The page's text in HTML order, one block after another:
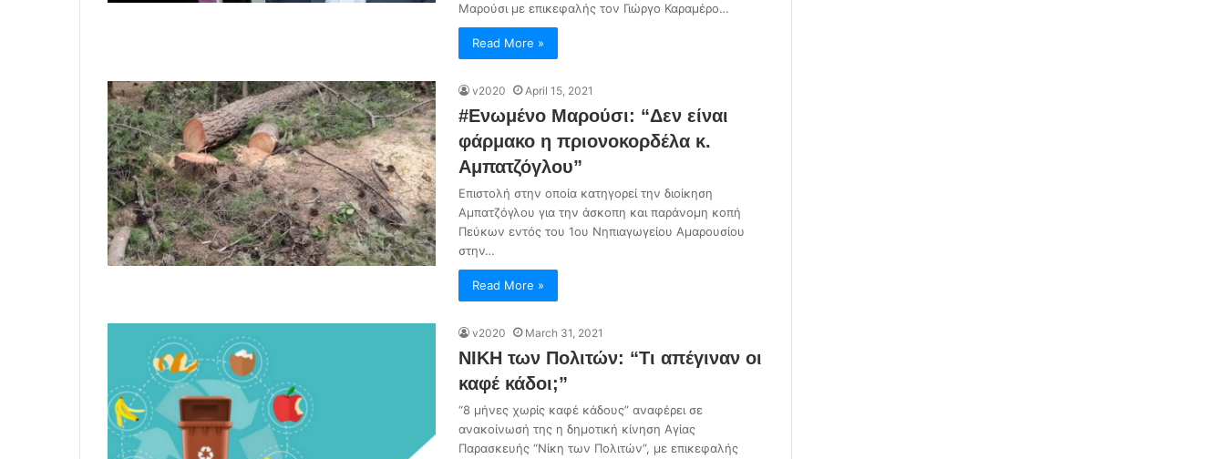
Μαρούσι με επικεφαλής τον Γιώργο Καραμέρο…
Read More »
v2020 April 15, 2021
#Ενωμένο Μαρούσι: “Δεν είναι
φάρμακο η πριονοκορδέλα κ.
Αμπατζόγλου”
Επιστολή στην οποία κατηγορεί την διοίκηση
Αμπατζόγλου για την άσκοπη και παράνομη κοπή
Πεύκων εντός του 1ου Νηπιαγωγείου Αμαρουσίου
στην…
Read More »
v2020 March 31, 2021
ΝΙΚΗ των Πολιτών: “Τι απέγιναν οι
καφέ κάδοι;”
“8 μήνες χωρίς καφέ κάδους” αναφέρει σε
ανακοίνωσή της η δημοτική κίνηση Αγίας
Παρασκευής “Νίκη των Πολιτών”, με επικεφαλής